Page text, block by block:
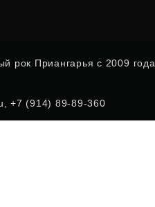
рок Приангарья с 2009 года.
+7 (914) 89-89-360